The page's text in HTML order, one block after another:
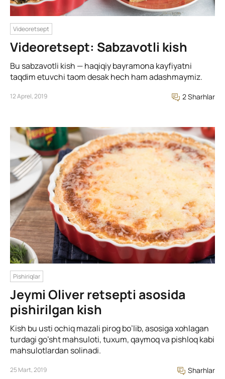
Videoretsept
Videoretsept: Sabzavotli kish
Bu sabzavotli kish — haqiqiy bayramona kayfiyatni
taqdim etuvchi taom desak hech ham adashmaymiz.
12 Aprel, 2019 2 Sharhlar
Pishiriqlar
Jeymi Oliver retsepti asosida
pishirilgan kish
Kish bu usti ochiq mazali pirog bo’lib, asosiga xohlagan
turdagi go’sht mahsuloti, tuxum, qaymoq va pishloq kabi
mahsulotlardan solinadi.
25 Mart, 2019 Sharhlar